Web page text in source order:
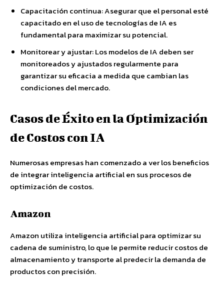
Capacitación continua: Asegurar que el personal esté
capacitado en el uso de tecnologías de IA es
fundamental para maximizar su potencial.
Monitorear y ajustar: Los modelos de IA deben ser
monitoreados y ajustados regularmente para
garantizar su eficacia a medida que cambian las
condiciones del mercado.
Casos de Éxito en la Optimización
de Costos con IA
Numerosas empresas han comenzado a ver los beneficios
de integrar inteligencia artificial en sus procesos de
optimización de costos.
Amazon
Amazon utiliza inteligencia artificial para optimizar su
cadena de suministro, lo que le permite reducir costos de
almacenamiento y transporte al predecir la demanda de
productos con precisión.